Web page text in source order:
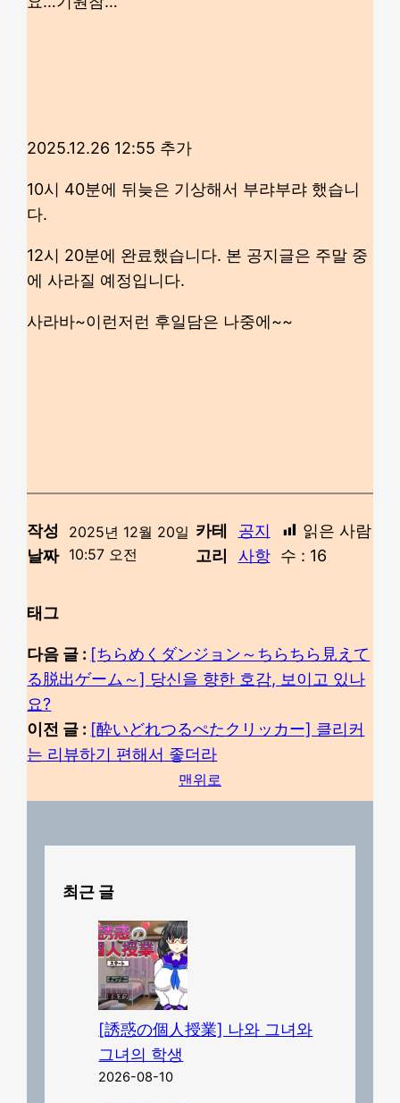
2025.12.26 12:55 추가
10시 40분에 뒤늦은 기상해서 부랴부랴 했습니
다.
12시 20분에 완료했습니다. 본 공지글은 주말 중
에 사라질 예정입니다.
사라바~이런저런 후일담은 나중에~~
작성
날짜
2025년 12월 20일
10:57 오전
카테
고리
공지
사항
읽은 사람
수 : 16
태그
다음 글 : [ちらめくダンジョン～ちらちら見えて
る脱出ゲーム～] 당신을 향한 호감, 보이고 있나
요?
이전 글 : [酔いどれつるぺたクリッカー] 클리커
는 리뷰하기 편해서 좋더라
맨위로
최근 글
[誘惑の個人授業] 나와 그녀와
그녀의 학생
2026-08-10